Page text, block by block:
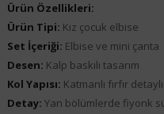
Ürün Özellikleri:
Ürün Tipi: Kız çocuk elbise
Set İçeriği: Elbise ve mini çanta
Desen: Kalp baskılı tasarım
Kol Yapısı: Katmanlı fırfır
Detay: Yan bölümlerde fiyonk